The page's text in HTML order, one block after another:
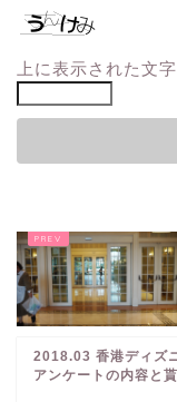
上に表示された文
2018.03 香港ディズ
アンケートの内容と